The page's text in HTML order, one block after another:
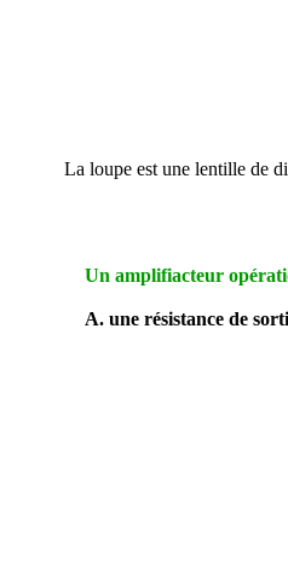
La loupe est une lentille de
Un amplifiacteur
A. une résistance de